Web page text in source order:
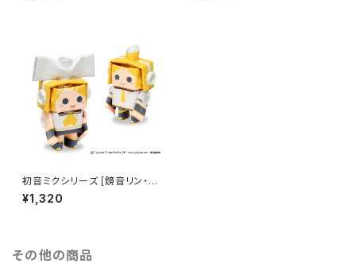
初音ミクシリーズ [鏡音リン・レ
ン]
¥1,320
その他の商品